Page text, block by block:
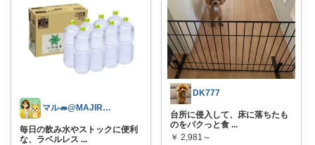
マル🦔@MAJIROS
毎日の飲み水やストックに便利
な、ラベルレス ...
DK777
台所に侵入して、床に落ちたも
のをパクっと食 ...
￥ 2,981～